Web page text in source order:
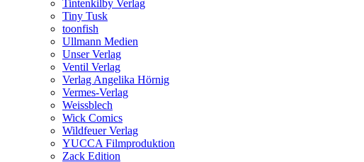
Tintenkilby Verlag
Tiny Tusk
toonfish
Ullmann Medien
Unser Verlag
Ventil Verlag
Verlag Angelika Hörnig
Vermes-Verlag
Weissblech
Wick Comics
Wildfeuer Verlag
YUCCA Filmproduktion
Zack Edition